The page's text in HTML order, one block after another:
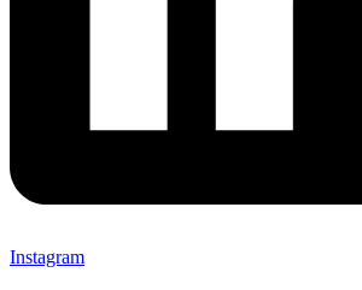
Instagram